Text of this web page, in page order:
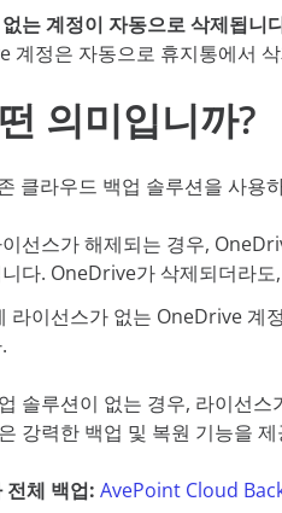
는 계정이 자동으로 삭제됩니
계정은 자동으로 휴지통에서
의미입니까?
클라우드 백업 솔루션을 사용
선스가 해제되는 경우,
다. OneDrive가 삭제되더라
라이선스가 없는 OneDrive 계
솔루션이 없는 경우, 라이선
강력한 백업 및 복원 기능을
전체 백업: AvePoint Cloud